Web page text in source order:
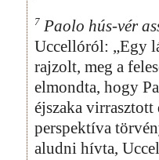
7 Paolo hús-vér
Uccellóról: „Egy
rajzolt, meg a
elmondta, hogy
éjszaka virrasztott
perspektíva
aludni hívta,